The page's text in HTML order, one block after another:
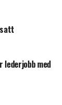
lederjobb med